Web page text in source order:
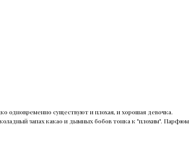
одновременно существуют и плохая, и хорошая девочка.
запах какао и дымных бобов тонка к "плохим". Парфюм